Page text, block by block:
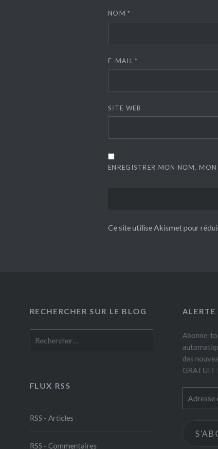
NOM*
E-MAIL*
SITE WEB
ENREGISTRER MON NOM,
Ce site utilise Akismet pour
RECHERCHER SUR LE BLOG ALERTE
Abonne-
des
GRATUIT !
e-
FLUX RSS
RSS - Articles
RSS - Commentaires